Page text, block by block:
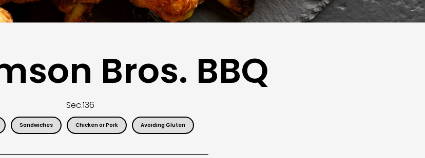
Bros. BBQ
Sec.136
Sandwiches Chicken or Pork Avoiding Gluten